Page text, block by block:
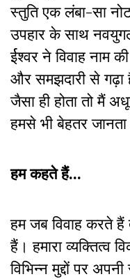
स्तुति एक लंबा-सा
उपहार के साथ
र्ईश्वर ने विवाह नाम
और समझदारी से गढ़ा
जैसा ही होता तो मैं
हमसे भी बेहतर जानता
हम कहते हैं…
हम जब विवाह करते
हैं। हमारा व्यक्तित्व
विभिन्न मुद्दों पर